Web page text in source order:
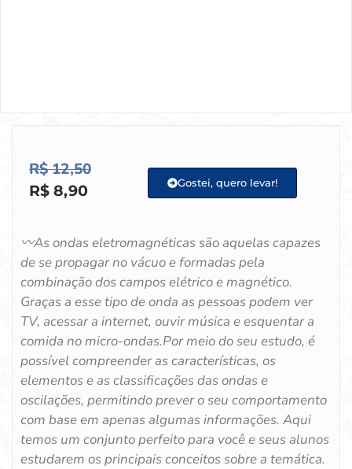
R$12,50
R$ 8,90 Gostei, quero levar!
〰️As ondas eletromagnéticas são aquelas capazes
de se propagar no vácuo e formadas pela
combinação dos campos elétrico e magnético.
Graças a esse tipo de onda as pessoas podem ver
TV, acessar a internet, ouvir música e esquentar a
comida no micro-ondas.Por meio do seu estudo, é
possível compreender as características, os
elementos e as classificações das ondas e
oscilações, permitindo prever o seu comportamento
com base em apenas algumas informações. Aqui
temos um conjunto perfeito para você e seus alunos
estudarem os principais conceitos sobre a temática.